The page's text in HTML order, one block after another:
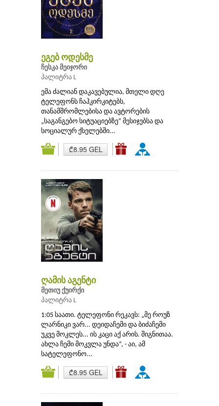
ეგებ ოდესმე
ჩესკა მეიჯორი
პალიტრა L
ემა ძალიან დაკავებულია, მთელი დღე
ტელეფონს ჩაჰკირკიტებს,
თანამშრომლებისა და ავტორების
„საგანგებო სიტუაციებზე“ მესიჯებსა და
სოციალურ ქსელებში...
₾8.95 GEL
ღამის აგენტი
მეთიუ ქუირქი
პალიტრა L
1:05 საათი. ტელეფონი რეკავს: „მე როუზ
ლარნიკი ვარ... დეიდაჩემი და ბიძაჩემი
უკვე მოკლეს... ის კაცი აქ არის. შიგნითაა.
ახლა ჩემი მოკვლა უნდა“, - აი, ამ
სატელეფონო...
₾8.95 GEL